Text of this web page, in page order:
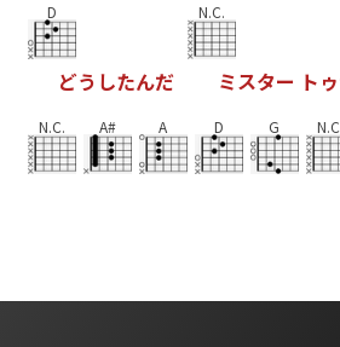
D
どう したんだ
N.C.
ミスター ト ゥ
N.C. A# A D G